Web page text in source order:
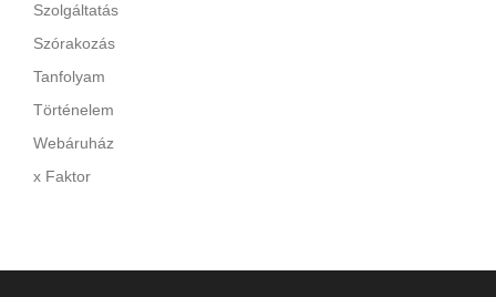
Szolgáltatás
Szórakozás
Tanfolyam
Történelem
Webáruház
x Faktor